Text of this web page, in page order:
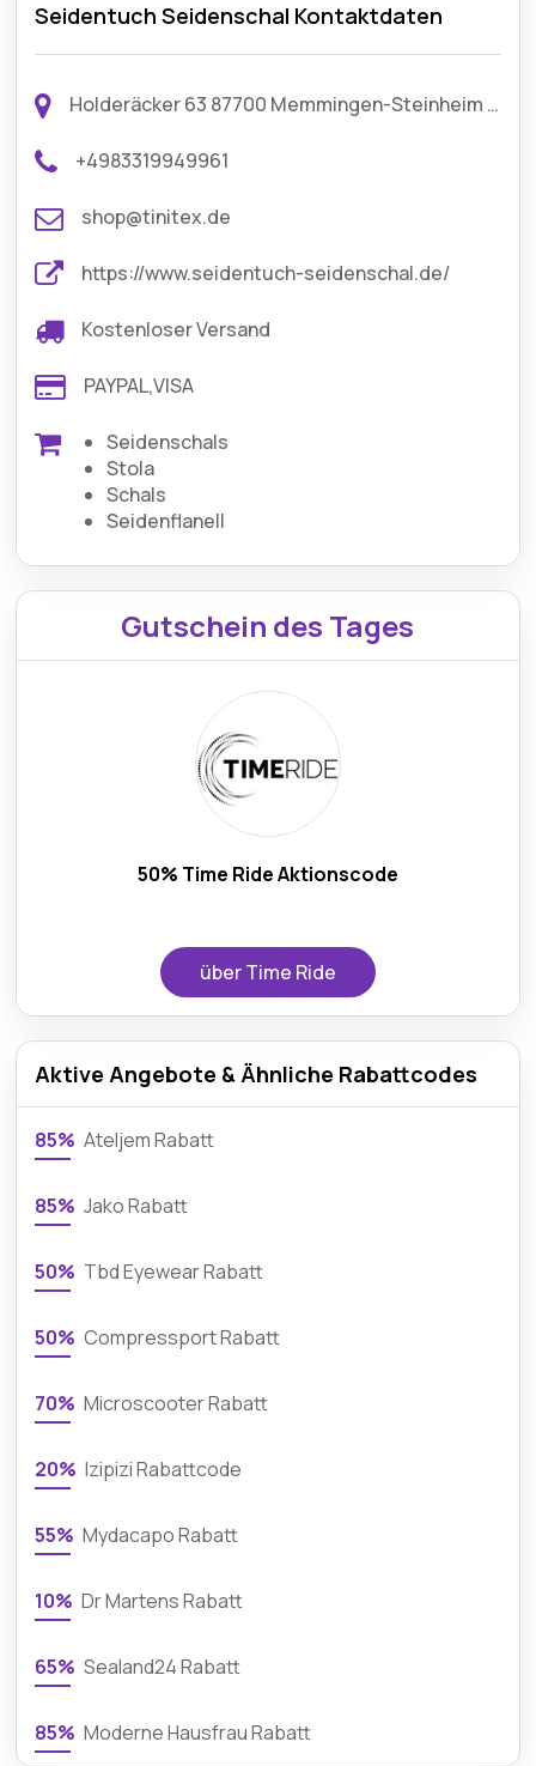
Seidentuch Seidenschal Kontaktdaten
Holderäcker 63 87700 Memmingen-Steinheim DE Germany
+4983319949961
shop@tinitex.de
https://www.seidentuch-seidenschal.de/
Kostenloser Versand
PAYPAL,VISA
Seidenschals
Stola
Schals
Seidenflanell
Gutschein des Tages
50% Time Ride Aktionscode
über Time Ride
Aktive Angebote & Ähnliche Rabattcodes
85% Ateljem Rabatt
85% Jako Rabatt
50% Tbd Eyewear Rabatt
50% Compressport Rabatt
70% Microscooter Rabatt
20% Izipizi Rabattcode
55% Mydacapo Rabatt
10% Dr Martens Rabatt
65% Sealand24 Rabatt
85% Moderne Hausfrau Rabatt